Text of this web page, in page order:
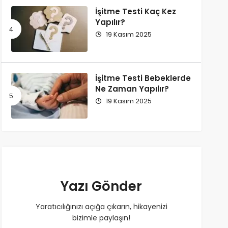
İşitme Testi Kaç Kez
Yapılır?
19 Kasım 2025
İşitme Testi Bebeklerde
Ne Zaman Yapılır?
19 Kasım 2025
Yazı Gönder
Yaratıcılığınızı açığa çıkarın, hikayenizi
bizimle paylaşın!